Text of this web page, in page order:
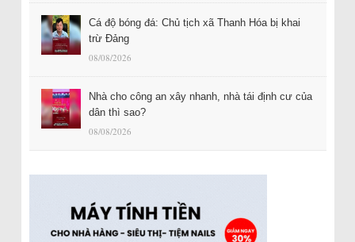
Cá độ bóng đá: Chủ tịch xã Thanh Hóa bị khai
trừ Đảng
08/08/2026
Nhà cho công an xây nhanh, nhà tái định cư của
dân thì sao?
08/08/2026